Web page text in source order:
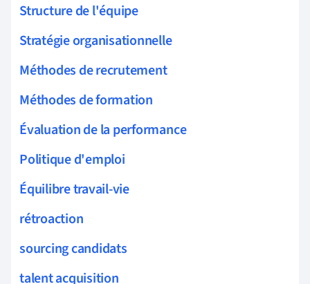
Structure de l'équipe
Stratégie organisationnelle
Méthodes de recrutement
Méthodes de formation
Évaluation de la performance
Politique d'emploi
Équilibre travail-vie
rétroaction
sourcing candidats
talent acquisition